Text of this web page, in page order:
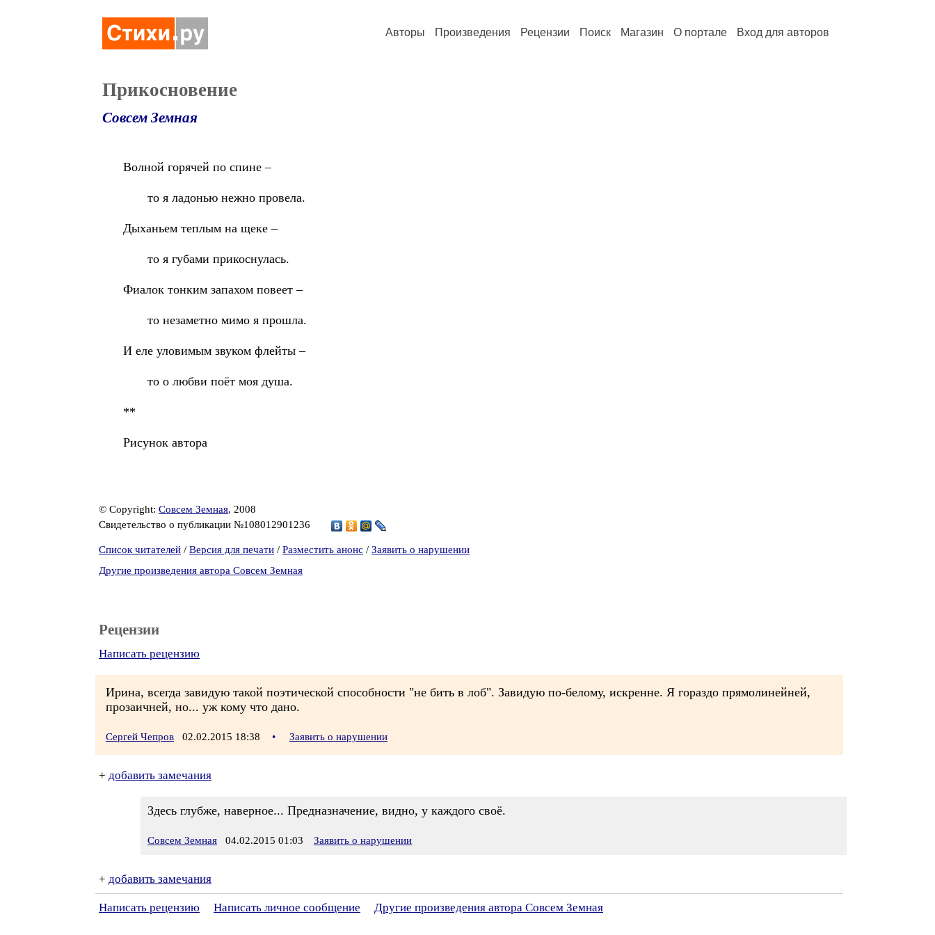
Авторы Произведения Рецензии Поиск Магазин О портале Вход для авторов
Прикосновение
Совсем Земная
Волной горячей по спине –
то я ладонью нежно провела.
Дыханьем теплым на щеке –
то я губами прикоснулась.
Фиалок тонким запахом повеет –
то незаметно мимо я прошла.
И еле уловимым звуком флейты –
то о любви поёт моя душа.
**
Рисунок автора
© Copyright: Совсем Земная, 2008
Свидетельство о публикации №108012901236
Список читателей / Версия для печати / Разместить анонс / Заявить о нарушении
Другие произведения автора Совсем Земная
Рецензии
Написать рецензию
Ирина, всегда завидую такой поэтической способности "не бить в лоб". Завидую по-белому, искренне. Я гораздо прямолинейней,
прозаичней, но... уж кому что дано.
Сергей Чепров 02.02.2015 18:38 • Заявить о нарушении
+ добавить замечания
Здесь глубже, наверное... Предназначение, видно, у каждого своё.
Совсем Земная 04.02.2015 01:03 Заявить о нарушении
+ добавить замечания
Написать рецензию Написать личное сообщение Другие произведения автора Совсем Земная